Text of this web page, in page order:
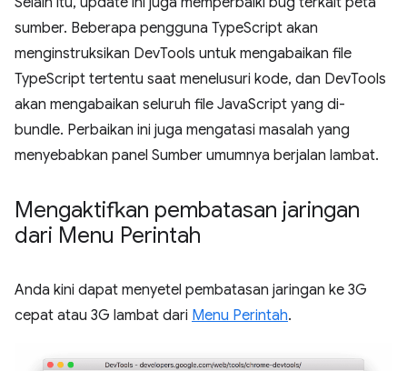
sumber. Beberapa pengguna TypeScript akan
menginstruksikan DevTools untuk mengabaikan file
TypeScript tertentu saat menelusuri kode, dan DevTools
akan mengabaikan seluruh file JavaScript yang di-
bundle. Perbaikan ini juga mengatasi masalah yang
menyebabkan panel Sumber umumnya berjalan lambat.
Mengaktifkan pembatasan jaringan
dari Menu Perintah
Anda kini dapat menyetel pembatasan jaringan ke 3G
cepat atau 3G lambat dari Menu Perintah.